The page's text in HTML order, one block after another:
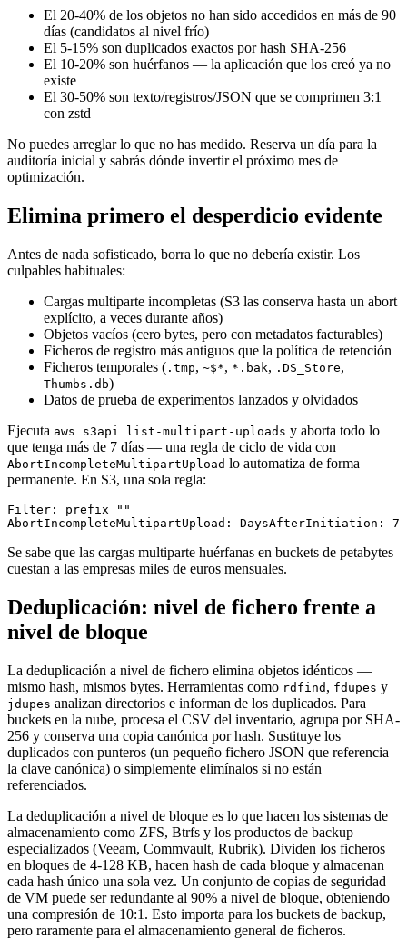
El 20-40% de los objetos no han sido accedidos en más de 90
días (candidatos al nivel frío)
El 5-15% son duplicados exactos por hash SHA-256
El 10-20% son huérfanos — la aplicación que los creó ya no
existe
El 30-50% son texto/registros/JSON que se comprimen 3:1
con zstd
No puedes arreglar lo que no has medido. Reserva un día para la
auditoría inicial y sabrás dónde invertir el próximo mes de
optimización.
Elimina primero el desperdicio evidente
Antes de nada sofisticado, borra lo que no debería existir. Los
culpables habituales:
Cargas multiparte incompletas (S3 las conserva hasta un abort
explícito, a veces durante años)
Objetos vacíos (cero bytes, pero con metadatos facturables)
Ficheros de registro más antiguos que la política de retención
Ficheros temporales ( .tmp, ~$*, *.bak, .DS_Store,
Thumbs.db)
Datos de prueba de experimentos lanzados y olvidados
Ejecuta aws s3api list-multipart-uploads y aborta todo lo
que tenga más de 7 días — una regla de ciclo de vida con
AbortIncompleteMultipartUpload lo automatiza de forma
permanente. En S3, una sola regla:
Filter: prefix ""
Se sabe que las cargas multiparte huérfanas en buckets de petabytes
cuestan a las empresas miles de euros mensuales.
Deduplicación: nivel de fichero frente a
nivel de bloque
La deduplicación a nivel de fichero elimina objetos idénticos —
mismo hash, mismos bytes. Herramientas como rdfind , fdupes y
jdupes analizan directorios e informan de los duplicados. Para
buckets en la nube, procesa el CSV del inventario, agrupa por SHA-
256 y conserva una copia canónica por hash. Sustituye los
duplicados con punteros (un pequeño fichero JSON que referencia
la clave canónica) o simplemente elimínalos si no están
referenciados.
La deduplicación a nivel de bloque es lo que hacen los sistemas de
almacenamiento como ZFS, Btrfs y los productos de backup
especializados (Veeam, Commvault, Rubrik). Dividen los ficheros
en bloques de 4-128 KB, hacen hash de cada bloque y almacenan
cada hash único una sola vez. Un conjunto de copias de seguridad
de VM puede ser redundante al 90% a nivel de bloque, obteniendo
una compresión de 10:1. Esto importa para los buckets de backup,
pero raramente para el almacenamiento general de ficheros.